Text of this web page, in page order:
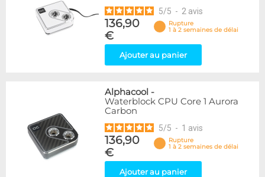
5/5 - 2 avis
136,90
€
Rupture
1 à 2 semaines de délai
Ajouter au panier
Alphacool -
Waterblock CPU Core 1 Aurora
Carbon
5/5 - 1 avis
136,90
€
Rupture
1 à 2 semaines de délai
Ajouter au panier